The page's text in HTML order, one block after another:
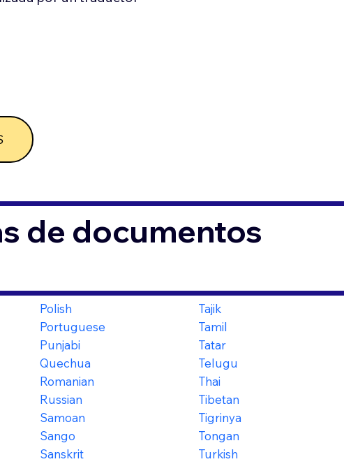
de documentos
Polish
Portuguese
Punjabi
Quechua
Romanian
Russian
Samoan
Sango
Sanskrit
Tajik
Tamil
Tatar
Telugu
Thai
Tibetan
Tigrinya
Tongan
Turkish